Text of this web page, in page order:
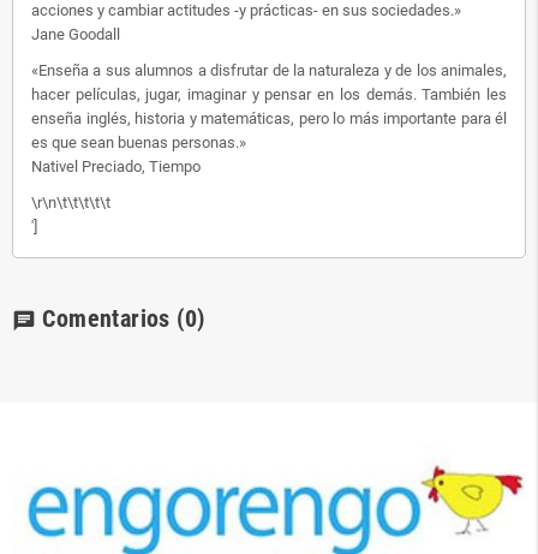
acciones y cambiar actitudes -y prácticas- en sus sociedades.»
Jane Goodall
«Enseña a sus alumnos a disfrutar de la naturaleza y de los animales,
hacer películas, jugar, imaginar y pensar en los demás. También les
enseña inglés, historia y matemáticas, pero lo más importante para él
es que sean buenas personas.»
Nativel Preciado, Tiempo
\r\n\t\t\t\t\t
']
chat Comentarios (0)